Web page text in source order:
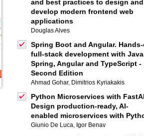
and best practices to design and
develop modern frontend web
applications
Douglas Alves
Spring Boot and Angular.
full-stack development with
Spring, Angular and TypeScript -
Second Edition
Ahmad Gohar, Dimitrios Kyriakakis
Python Microservices with
Design production-ready, AI-
enabled microservices with
Giunio De Luca, Igor Benav